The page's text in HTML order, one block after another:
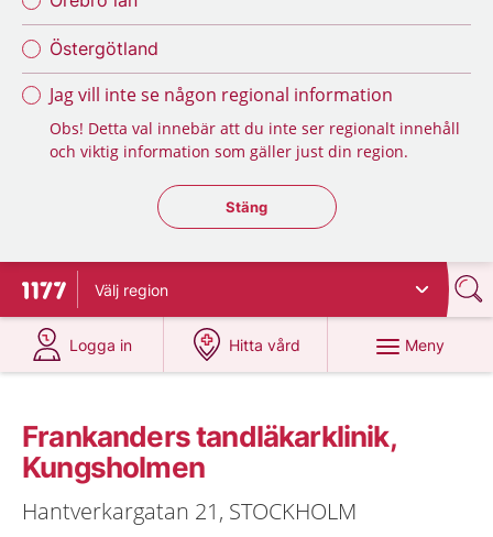
Östergötland
Jag vill inte se någon regional information
Obs! Detta val innebär att du inte ser regionalt innehåll
och viktig information som gäller just din region.
Stäng regionsväljaren
Stäng
Till startsidan för 1177
Välj region
Logga in
på 1177.se
Hitta vård
på 1177.se
Meny
Frankanders tandläkarklinik,
Kungsholmen
Hantverkargatan 21, STOCKHOLM